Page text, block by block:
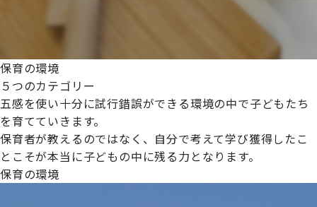
保育の環境
５つのカテゴリー
五感を使い十分に試行錯誤ができる環境の中で子どもたち
を育てていきます。
保育者が教えるのではなく、自分で考えて学び獲得したこ
とこそが本当に子どもの中に残る力となります。
保育の環境